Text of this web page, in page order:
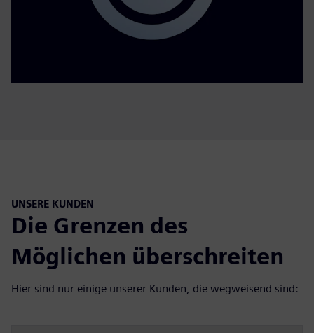
UNSERE KUNDEN
Die Grenzen des
Möglichen überschreiten
Hier sind nur einige unserer Kunden, die wegweisend sind: